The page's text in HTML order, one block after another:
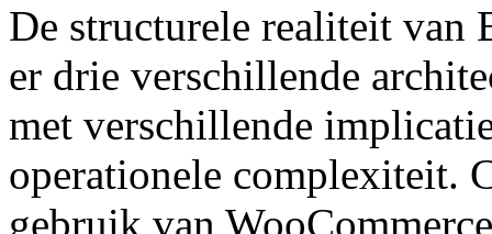
De structurele realiteit van
er drie verschillende
met verschillende
operationele complexiteit.
gebruik van